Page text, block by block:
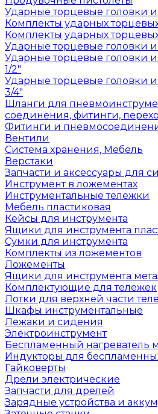
Ударные торцевые головки
Комплекты ударных
Комплекты ударных
Ударные торцевые головки
Ударные торцевые головки
1/2"
Ударные торцевые головки
3/4"
Шланги для
соединения, фитинги,
Фитинги и
Вентили
Система хранения, Мебель
Верстаки
Запчасти и аксессуары для
Инструмент в ложементах
Инструментальные тележки
Мебель пластиковая
Кейсы для инструмента
Ящики для инструмента
Сумки для инструмента
Комплекты из ложементов
Ложементы
Ящики для инструмента
Комплектующие для тележек
Лотки для верхней части
Шкафы инструментальные
Лежаки и сидения
Электроинструмент
Беспламенный нагреватель
Индукторы для
Гайковерты
Дрели электрические
Запчасти для дрелей
Зарядные устройства и